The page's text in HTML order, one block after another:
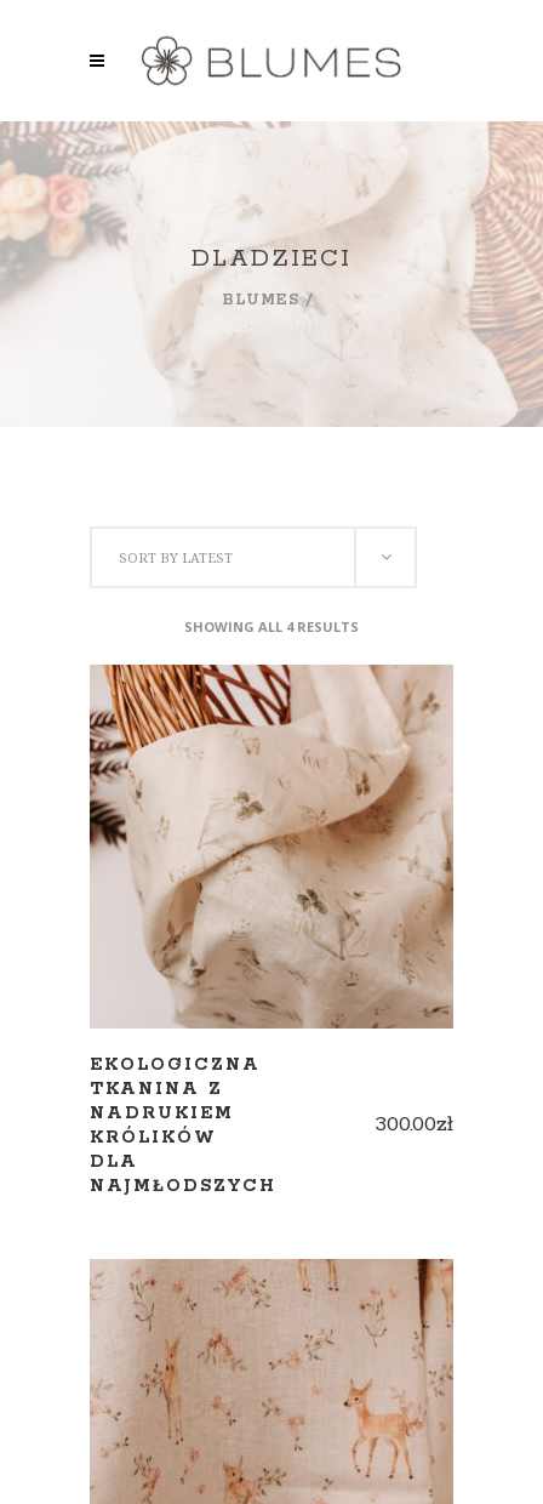
DLADZIECI
BLUMES/
SORT BY LATEST
SHOWING ALL 4 RESULTS
ADD TO CART
EKOLOGICZNA
TKANINA Z
NADRUKIEM
KRÓLIKÓW
DLA
NAJMŁODSZYCH
300.00zł
ADD TO CART